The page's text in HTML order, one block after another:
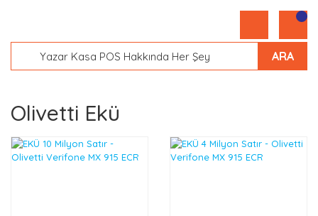
ARA
Olivetti Ekü